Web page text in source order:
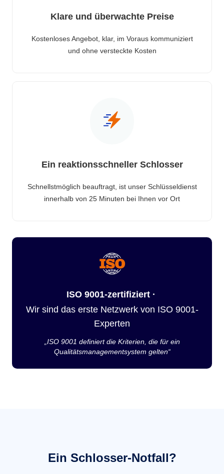
Klare und überwachte Preise
Kostenloses Angebot, klar, im Voraus kommuniziert
und ohne versteckte Kosten
Ein reaktionsschneller Schlosser
Schnellstmöglich beauftragt, ist unser Schlüsseldienst
innerhalb von 25 Minuten bei Ihnen vor Ort
ISO 9001-zertifiziert ·
Wir sind das erste Netzwerk von ISO 9001-
Experten
„ISO 9001 definiert die Kriterien, die für ein
Qualitätsmanagementsystem gelten“
Ein Schlosser-Notfall?